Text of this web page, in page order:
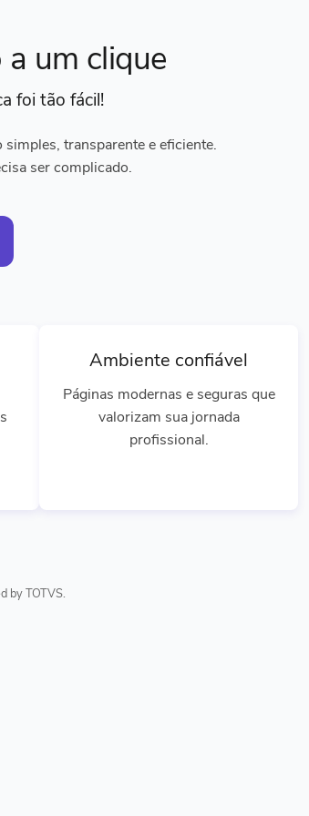
um clique
foi tão fácil!
transparente e eficiente.
ser complicado.
Ambiente confiável
Páginas modernas e seguras que
valorizam sua jornada
profissional.
by TOTVS.